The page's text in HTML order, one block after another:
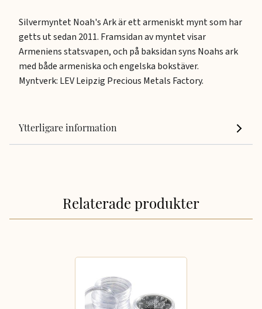
Silvermyntet Noah's Ark är ett armeniskt mynt som har
getts ut sedan 2011. Framsidan av myntet visar
Armeniens statsvapen, och på baksidan syns Noahs ark
med både armeniska och engelska bokstäver.
Myntverk: LEV Leipzig Precious Metals Factory.
Ytterligare information
Relaterade produkter